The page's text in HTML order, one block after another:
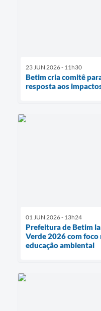
23 JUN 2026 - 11h30
Betim cria comitê
resposta aos
01 JUN 2026 - 13h24
Prefeitura de Betim
Verde 2026 com foco
educação ambiental